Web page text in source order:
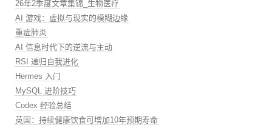
26年2季度文章集锦_生物医疗
AI 游戏：虚拟与现实的模糊边缘
重症肺炎
AI 信息时代下的逆流与主动
RSI 递归自我进化
Hermes 入门
MySQL 进阶技巧
Codex 经验总结
英国：持续健康饮食可增加10年预期寿命